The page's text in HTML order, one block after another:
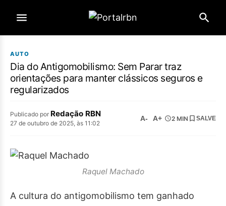
AUTO
Dia do Antigomobilismo: Sem Parar traz
orientações para manter clássicos seguros e
regularizados
Publicado por Redação RBN
27 de outubro de 2025, às 11:02
A- A+ 2 MIN SALVE
Raquel Machado
A cultura do antigomobilismo tem ganhado